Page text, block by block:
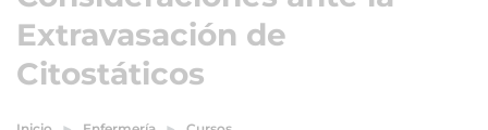
Extravasación de
Citostáticos